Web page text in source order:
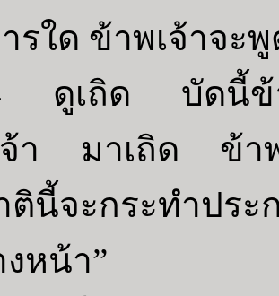
รใด ข้าพเจ้าจะ
ดูเถิด บัดนี้ข้า
จ้า มาเถิด ข้าพ
นี้จะกระทำประ
หน้า”